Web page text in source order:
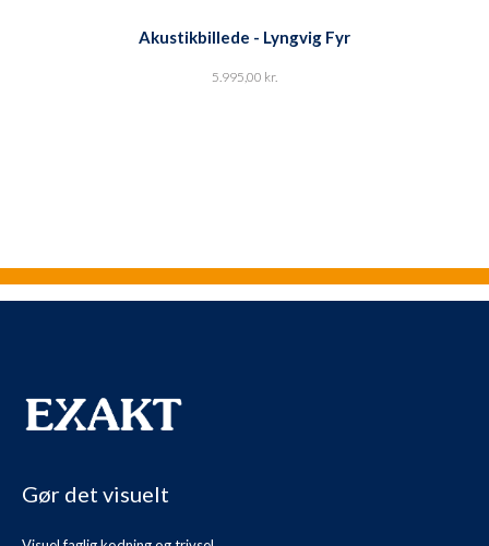
Akustikbillede - Lyngvig Fyr
5.995,00 kr.
Gør det visuelt